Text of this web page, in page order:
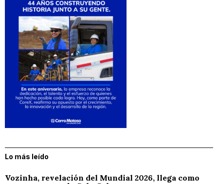
Lo más leído
Vozinha, revelación del Mundial 2026, llega como